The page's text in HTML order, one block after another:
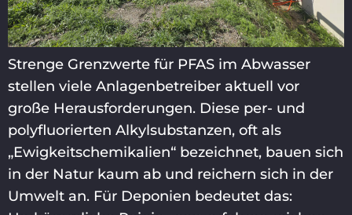
Strenge Grenzwerte für PFAS im Abwasser
stellen viele Anlagenbetreiber aktuell vor
große Herausforderungen. Diese per- und
polyfluorierten Alkylsubstanzen, oft als
„Ewigkeitschemikalien“ bezeichnet, bauen sich
in der Natur kaum ab und reichern sich in der
Umwelt an. Für Deponien bedeutet das: